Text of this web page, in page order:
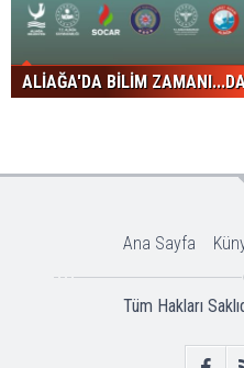
ALİAĞA'DA BİLİM
Ana Sayfa
Tüm Hakları